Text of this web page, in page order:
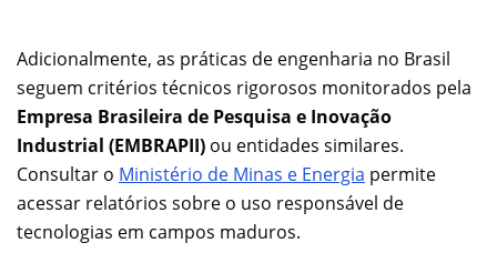
Adicionalmente, as práticas de engenharia no Brasil
seguem critérios técnicos rigorosos monitorados pela
Empresa Brasileira de Pesquisa e Inovação
Industrial (EMBRAPII) ou entidades similares.
Consultar o Ministério de Minas e Energia permite
acessar relatórios sobre o uso responsável de
tecnologias em campos maduros.